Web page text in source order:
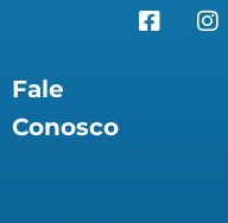
Fale
Conosco